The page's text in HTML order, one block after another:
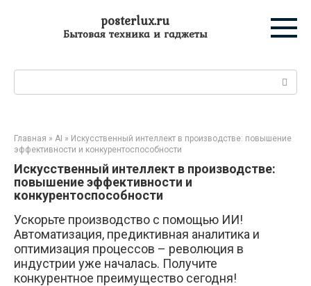
posterlux.ru
Бытовая техника и гаджеты
Главная » AI » Искусственный интеллект в производстве: повышение
эффективности и конкурентоспособности
Искусственный интеллект в производстве:
повышение эффективности и
конкурентоспособности
Ускорьте производство с помощью ИИ!
Автоматизация, предиктивная аналитика и
оптимизация процессов – революция в
индустрии уже началась. Получите
конкурентное преимущество сегодня!